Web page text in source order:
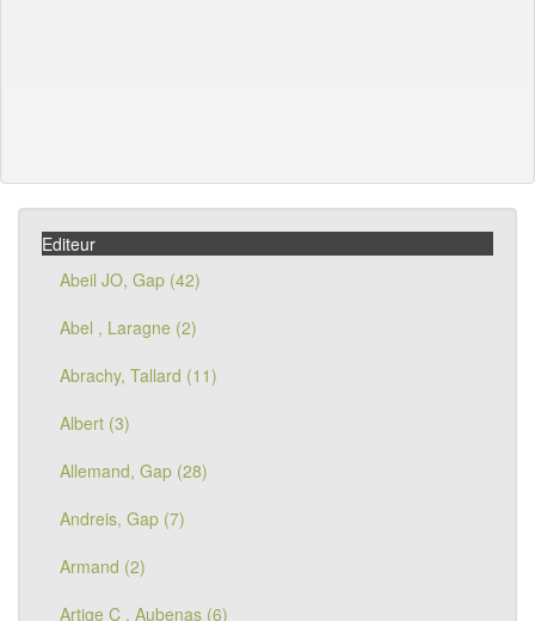
Editeur
Abeil JO, Gap (42)
Abel , Laragne (2)
Abrachy, Tallard (11)
Albert (3)
Allemand, Gap (28)
Andreis, Gap (7)
Armand (2)
Artige C , Aubenas (6)